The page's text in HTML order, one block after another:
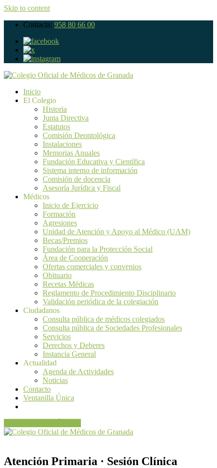
Skip to content
Contacta: 958 80 66 00
Inicio
El Colegio
Historia
Junta Directiva
Estatutos
Comisión Deontológica
Instalaciones
Memorias Anuales
Fundación Educativa y Científica
Sistema interno de información
Comisión de docencia
Asesoría Jurídica y Fiscal
Médicos
Inicio de Ejercicio
Formación
Agresiones
Unidad de Atención y Apoyo al Médico (UAM)
Becas/Premios
Fundación para la Protección Social
Área de Cooperación
Ofertas comerciales y convenios
Obituario
Recetas Médicas
Reglamento de Procedimiento Disciplinario
Validación periódica de la colegiación
Ciudadanos
Consulta pública de médicos colegiados
Consulta pública de Sociedades Profesionales
Servicios
Derechos y Deberes
Instancia General
Actualidad
Agenda de Actividades
Noticias
Contacto
Ventanilla Única
Atención Primaria · Sesión Clínica